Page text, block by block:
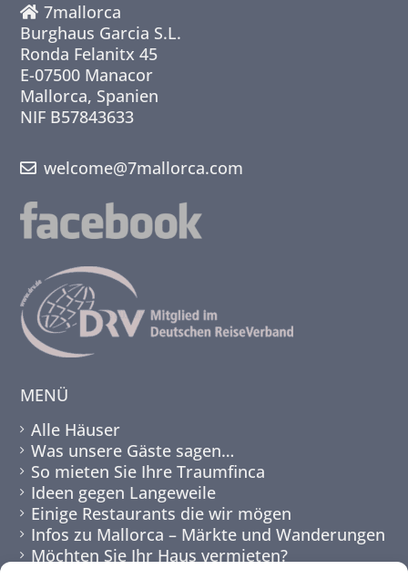
7mallorca
Burghaus Garcia S.L.
Ronda Felanitx 45
E-07500 Manacor
Mallorca, Spanien
NIF B57843633
welcome@7mallorca.com
MENÜ
Alle Häuser
Was unsere Gäste sagen…
So mieten Sie Ihre Traumfinca
Ideen gegen Langeweile
Einige Restaurants die wir mögen
Infos zu Mallorca – Märkte und Wanderungen
Möchten Sie Ihr Haus vermieten?